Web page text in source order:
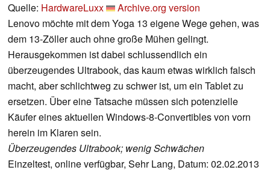
Quelle: HardwareLuxx
Archive.org version
Lenovo möchte mit dem Yoga 13 eigene Wege gehen, was
dem 13-Zöller auch ohne große Mühen gelingt.
Herausgekommen ist dabei schlussendlich ein
überzeugendes Ultrabook, das kaum etwas wirklich falsch
macht, aber schlichtweg zu schwer ist, um ein Tablet zu
ersetzen. Über eine Tatsache müssen sich potenzielle
Käufer eines aktuellen Windows-8-Convertibles von vorn
herein im Klaren sein.
Überzeugendes Ultrabook; wenig Schwächen
Einzeltest, online verfügbar, Sehr Lang, Datum: 02.02.2013